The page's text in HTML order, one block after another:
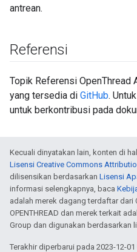
antrean.
Referensi
Topik Referensi OpenThread
yang tersedia di GitHub.
untuk berkontribusi pada
Kecuali dinyatakan lain, konten di
Lisensi Creative Commons
dilisensikan berdasarkan Lisensi
informasi selengkapnya, baca
adalah merek dagang terdaftar dari
OPENTHREAD dan merek terkait
Group dan digunakan berdasarkan
Terakhir diperbarui pada 2023-12-01